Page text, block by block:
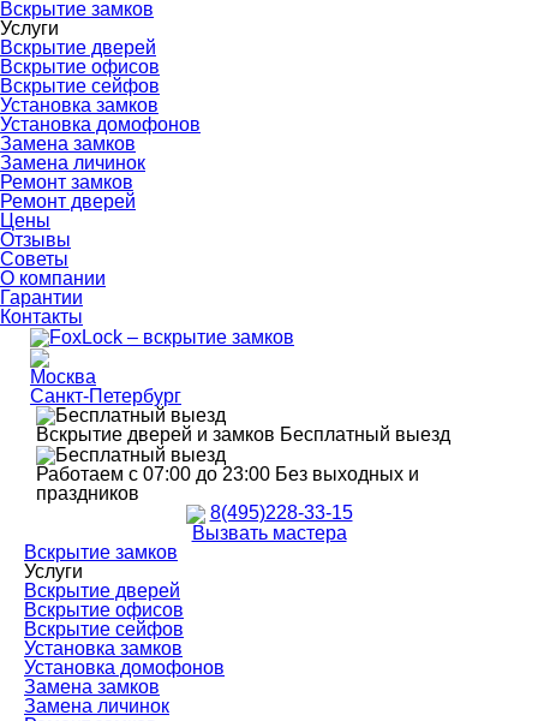
Вскрытие замков
Услуги
Вскрытие дверей
Вскрытие офисов
Вскрытие сейфов
Установка замков
Установка домофонов
Замена замков
Замена личинок
Ремонт замков
Ремонт дверей
Цены
Отзывы
Советы
О компании
Гарантии
Контакты
Москва
Санкт-Петербург
Вскрытие дверей и замков Бесплатный выезд
Работаем с 07:00 до 23:00 Без выходных и
праздников
8(495)228-33-15
Вызвать мастера
Вскрытие замков
Услуги
Вскрытие дверей
Вскрытие офисов
Вскрытие сейфов
Установка замков
Установка домофонов
Замена замков
Замена личинок